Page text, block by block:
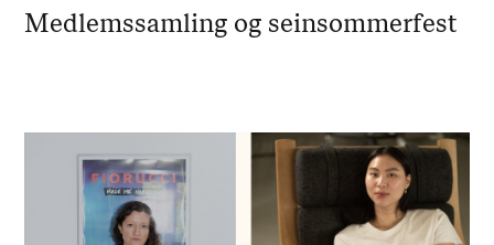
Medlemssamling og seinsommerfest